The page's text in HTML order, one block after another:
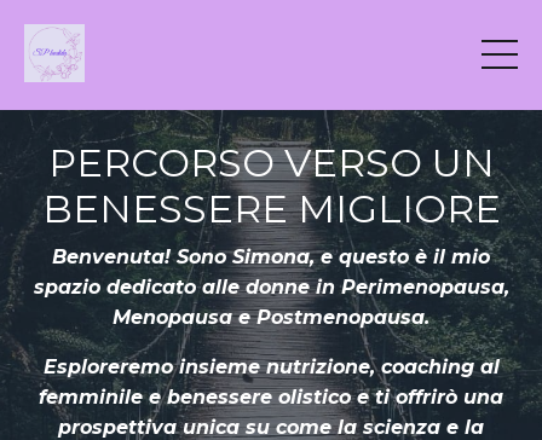
PERCORSO VERSO UN
BENESSERE MIGLIORE
Benvenuta! Sono Simona, e questo è il mio
spazio dedicato alle donne in Perimenopausa,
Menopausa e Postmenopausa.
Esploreremo insieme nutrizione, coaching al
femminile e benessere olistico e ti offrirò una
prospettiva unica su come la scienza e la